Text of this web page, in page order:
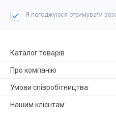
Я погоджуюся отримувати
Каталог товарів
Про компанію
Умови співробітництва
Нашим клієнтам